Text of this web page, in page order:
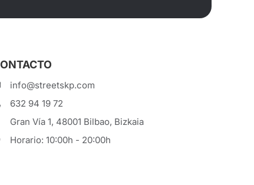
info@streetskp.com
632 94 19 72
Gran Vía 1, 48001 Bilbao, Bizkaia
Horario: 10:00h - 20:00h